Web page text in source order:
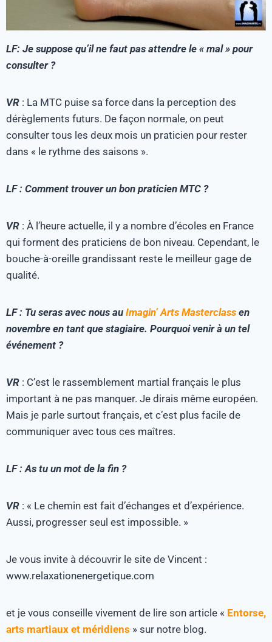
LF: Je suppose qu’il ne faut pas attendre le « mal » pour
consulter ?
VR : La MTC puise sa force dans la perception des
dérèglements futurs. De façon normale, on peut
consulter tous les deux mois un praticien pour rester
dans « le rythme des saisons ».
LF : Comment trouver un bon praticien MTC ?
VR : À l’heure actuelle, il y a nombre d’écoles en France
qui forment des praticiens de bon niveau. Cependant, le
bouche-à-oreille grandissant reste le meilleur gage de
qualité.
LF : Tu seras avec nous au Imagin’ Arts Masterclass en
novembre en tant que stagiaire. Pourquoi venir à un tel
événement ?
VR : C’est le rassemblement martial français le plus
important à ne pas manquer. Je dirais même européen.
Mais je parle surtout français, et c’est plus facile de
communiquer avec tous ces maîtres.
LF : As tu un mot de la fin ?
VR : « Le chemin est fait d’échanges et d’expérience.
Aussi, progresser seul est impossible. »
Je vous invite à découvrir le site de Vincent :
www.relaxationenergetique.com
et je vous conseille vivement de lire son article « Entorse,
arts martiaux et méridiens » sur notre blog.